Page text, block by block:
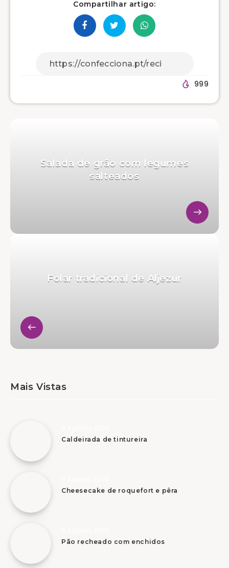
Compartilhar artigo:
999
Salada de grão com legumes
salteados
Folar tradicional de Aljezur
Mais Vistas
Caldeirada de tintureira
Cheesecake de roquefort e pêra
Pão recheado com enchidos